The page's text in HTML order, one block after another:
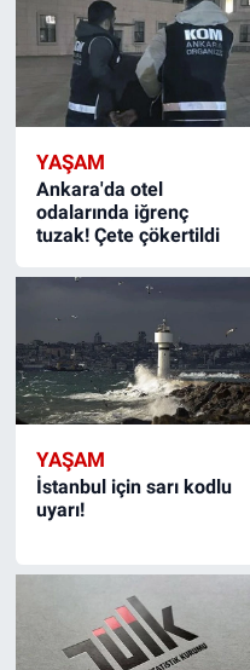
YAŞAM
Ankara'da otel
odalarında iğrenç
tuzak! Çete çökertildi
YAŞAM
İstanbul için sarı kodlu
uyarı!